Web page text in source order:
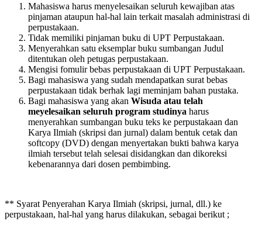
Mahasiswa harus menyelesaikan seluruh kewajiban atas
pinjaman ataupun hal-hal lain terkait masalah administrasi di
perpustakaan.
Tidak memiliki pinjaman buku di UPT Perpustakaan.
Menyerahkan satu eksemplar buku sumbangan Judul
ditentukan oleh petugas perpustakaan.
Mengisi fomulir bebas perpustakaan di UPT Perpustakaan.
Bagi mahasiswa yang sudah mendapatkan surat bebas
perpustakaan tidak berhak lagi meminjam bahan pustaka.
Bagi mahasiswa yang akan Wisuda atau telah
meyelesaikan seluruh program studinya harus
menyerahkan sumbangan buku teks ke perpustakaan dan
Karya Ilmiah (skripsi dan jurnal) dalam bentuk cetak dan
softcopy (DVD) dengan menyertakan bukti bahwa karya
ilmiah tersebut telah selesai disidangkan dan dikoreksi
kebenarannya dari dosen pembimbing.
** Syarat Penyerahan Karya Ilmiah (skripsi, jurnal, dll.) ke
perpustakaan, hal-hal yang harus dilakukan, sebagai berikut ;